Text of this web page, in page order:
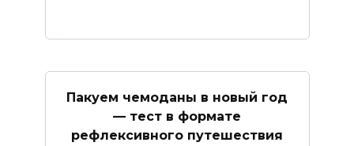
Пакуем чемоданы в новый год
— тест в формате
рефлексивного путешествия